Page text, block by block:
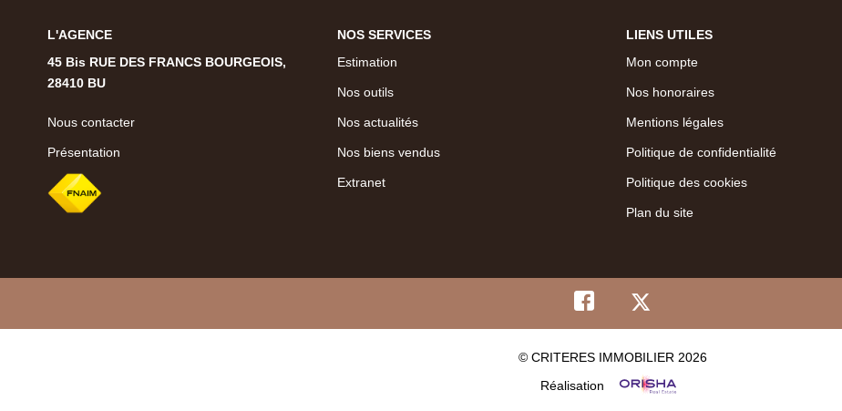
L'AGENCE
45 Bis RUE DES FRANCS BOURGEOIS,
28410 BU
Nous contacter
Présentation
NOS SERVICES
Estimation
Nos outils
Nos actualités
Nos biens vendus
Extranet
LIENS UTILES
Mon compte
Nos honoraires
Mentions légales
Politique de confidentialité
Politique des cookies
Plan du site
© CRITERES IMMOBILIER 2026
Réalisation